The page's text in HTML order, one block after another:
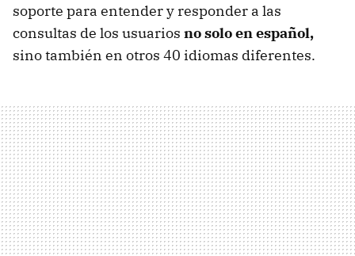
soporte para entender y responder a las
consultas de los usuarios no solo en español,
sino también en otros 40 idiomas diferentes.